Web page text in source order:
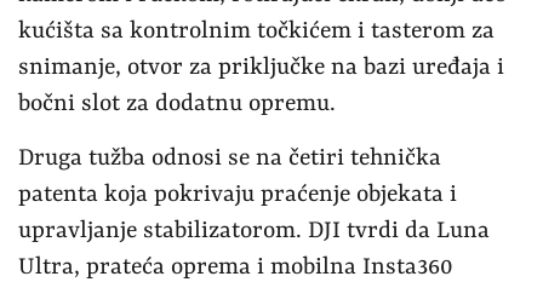
kućišta sa kontrolnim točkićem i tasterom za
snimanje, otvor za priključke na bazi uređaja i
bočni slot za dodatnu opremu.
Druga tužba odnosi se na četiri tehnička
patenta koja pokrivaju praćenje objekata i
upravljanje stabilizatorom. DJI tvrdi da Luna
Ultra, prateća oprema i mobilna Insta360